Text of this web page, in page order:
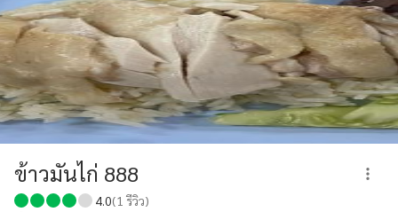
ข้าวมันไก่ 888
4.0(1 รีวิว)